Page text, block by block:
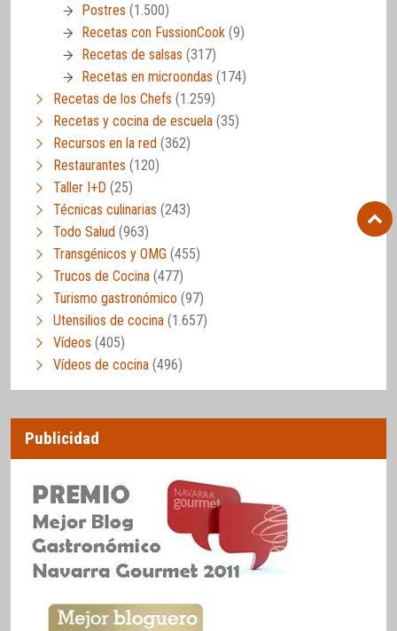
Postres (1.500)
Recetas con FussionCook (9)
Recetas de salsas (317)
Recetas en microondas (174)
Recetas de los Chefs (1.259)
Recetas y cocina de escuela (35)
Recursos en la red (362)
Restaurantes (120)
Taller I+D (25)
Técnicas culinarias (243)
Todo Salud (963)
Transgénicos y OMG (455)
Trucos de Cocina (477)
Turismo gastronómico (97)
Utensilios de cocina (1.657)
Vídeos (405)
Vídeos de cocina (496)
Publicidad